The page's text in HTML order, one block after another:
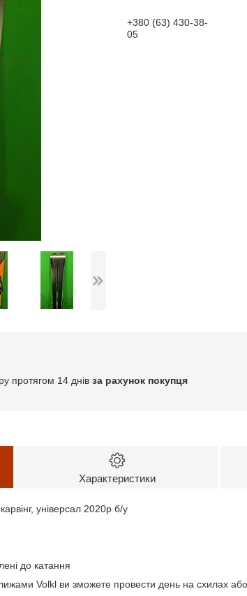
+380 (63) 430-38-
05
протягом 14 днів за рахунок покупця
Характеристики
універсал 2020р б/у
до катання
Volkl ви зможете провести день на схилах або